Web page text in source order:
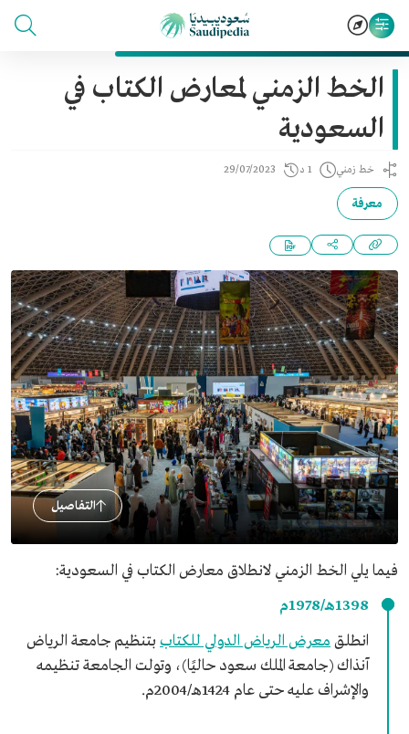
الخط الزمني لمعارض الكتاب في
السعودية
خط زمني 1 د 29/07/2023
معرفة
التفاصيل
فيما يلي الخط الزمني لانطلاق معارض الكتاب في السعودية:
1398هـ/1978م
انطلق معرض الرياض الدولي للكتاب بتنظيم جامعة الرياض
آنذاك (جامعة الملك سعود حاليًا)، وتولت الجامعة تنظيمه
والإشراف عليه حتى عام 1424هـ/2004م.